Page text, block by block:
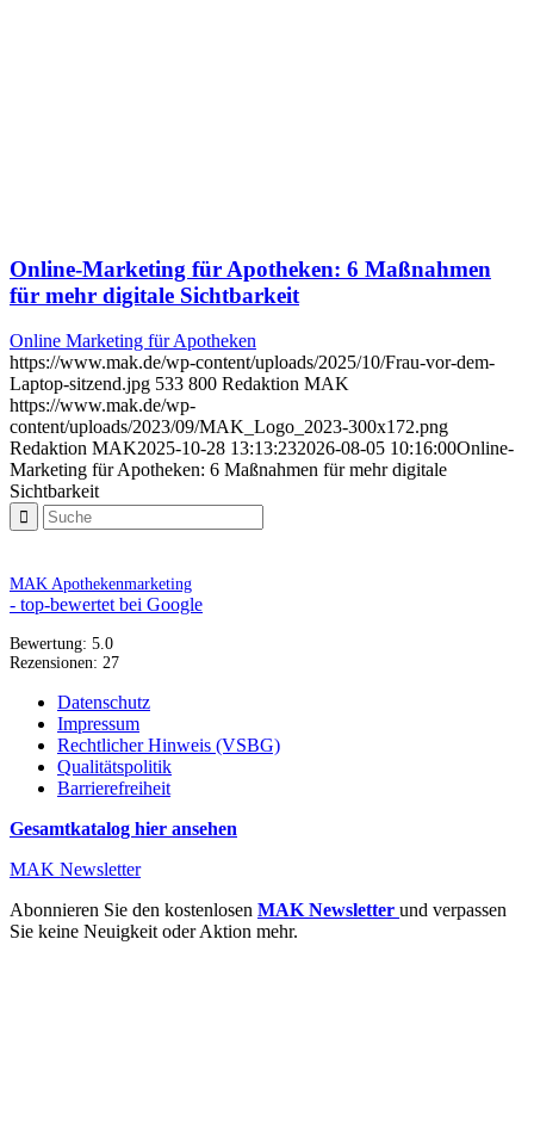
Online-Marketing für Apotheken: 6 Maßnahmen
für mehr digitale Sichtbarkeit
Online Marketing für Apotheken
https://www.mak.de/wp-content/uploads/2025/10/Frau-vor-dem-
Laptop-sitzend.jpg 533 800 Redaktion MAK
https://www.mak.de/wp-
content/uploads/2023/09/MAK_Logo_2023-300x172.png
Redaktion MAK2025-10-28 13:13:232026-08-05 10:16:00Online-
Marketing für Apotheken: 6 Maßnahmen für mehr digitale
Sichtbarkeit
MAK Apothekenmarketing
- top-bewertet bei Google
Bewertung: 5.0
Rezensionen: 27
Datenschutz
Impressum
Rechtlicher Hinweis (VSBG)
Qualitätspolitik
Barrierefreiheit
Gesamtkatalog hier ansehen
MAK Newsletter
Abonnieren Sie den kostenlosen MAK Newsletter und verpassen
Sie keine Neuigkeit oder Aktion mehr.